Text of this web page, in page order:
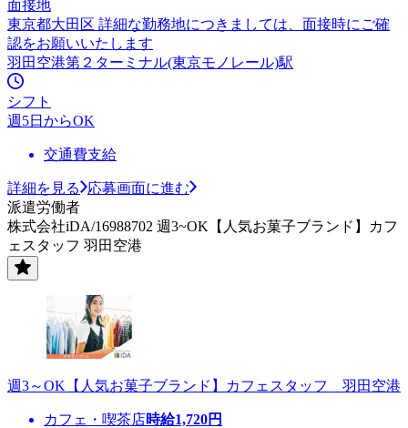
面接地
東京都大田区 詳細な勤務地につきましては、面接時にご確
認をお願いいたします
羽田空港第２ターミナル(東京モノレール)駅
シフト
週5日からOK
交通費支給
詳細を見る
応募画面に進む
派遣労働者
株式会社iDA/16988702 週3~OK【人気お菓子ブランド】カフ
ェスタッフ 羽田空港
週3～OK【人気お菓子ブランド】カフェスタッフ 羽田空港
カフェ・喫茶店時給1,720円